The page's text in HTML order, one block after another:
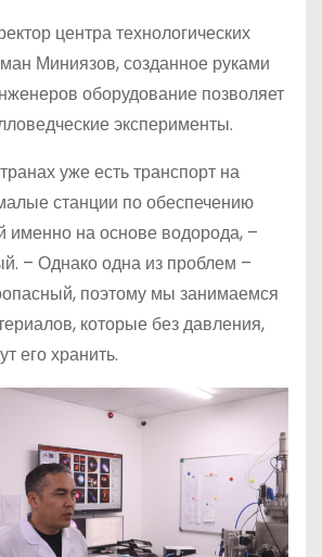
центра технологических
Миниязов, созданное руками
оборудование позволяет
эксперименты.
уже есть транспорт на
станции по обеспечению
именно на основе водорода, –
– Однако одна из проблем –
поэтому мы занимаемся
которые без давления,
его хранить.